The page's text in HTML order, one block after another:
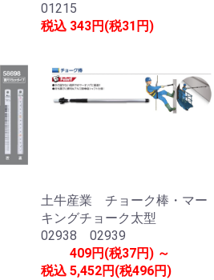
01215
税込 343円(税31円)
土牛産業 チョーク棒・マー
キングチョーク太型
02938 02939
税込
409円(税37円) ～
5,452円(税496円)